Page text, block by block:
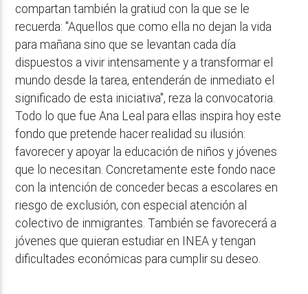
compartan también la gratiud con la que se le
recuerda: "Aquellos que como ella no dejan la vida
para mañana sino que se levantan cada día
dispuestos a vivir intensamente y a transformar el
mundo desde la tarea, entenderán de inmediato el
significado de esta iniciativa", reza la convocatoria.
Todo lo que fue Ana Leal para ellas inspira hoy este
fondo que pretende hacer realidad su ilusión:
favorecer y apoyar la educación de niños y jóvenes
que lo necesitan. Concretamente este fondo nace
con la intención de conceder becas a escolares en
riesgo de exclusión, con especial atención al
colectivo de inmigrantes. También se favorecerá a
jóvenes que quieran estudiar en INEA y tengan
dificultades económicas para cumplir su deseo.